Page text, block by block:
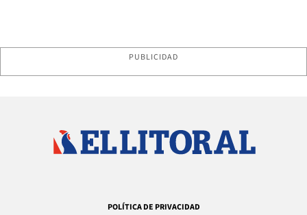
PUBLICIDAD
POLÍTICA DE PRIVACIDAD